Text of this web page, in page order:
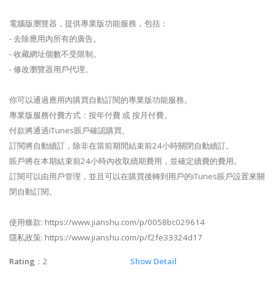
電腦版瀏覽器，提供專業版功能服務，包括：
- 去除應用內所有的廣告。
- 收藏網址個數不受限制。
- 修改瀏覽器用戶代理。
你可以通過應用內購買自動訂閱的專業版功能服務。
專業版服務付費方式：按年付費 或 按月付費。
付款將通過iTunes賬戶確認購買。
訂閱將自動續訂，除非在當前期間結束前24小時關閉自動續訂。
賬戶將在本期結束前24小時內收取續期費用，並確定續費的費用。
訂閱可以由用戶管理，並且可以在購買後轉到用戶的iTunes賬戶設置來關
閉自動訂閱。
使用條款: https://www.jianshu.com/p/0058bc029614
隱私政策: https://www.jianshu.com/p/f2fe33324d17
Rating ：2 Show Detail